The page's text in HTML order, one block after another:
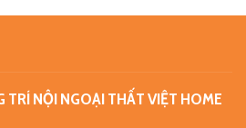
TRÍ NỘI NGOẠI THẤT VIỆT HOME